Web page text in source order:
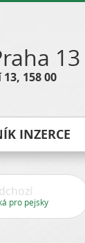
13
158 00
INZERCE
pro pejsky